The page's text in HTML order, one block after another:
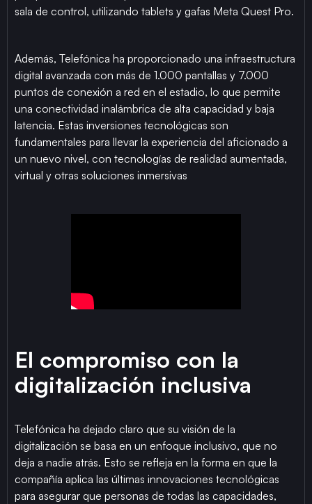
sala de control, utilizando tablets y gafas Meta Quest Pro.
Además, Telefónica ha proporcionado una infraestructura
digital avanzada con más de 1.000 pantallas y 7.000
puntos de conexión a red en el estadio, lo que permite
una conectividad inalámbrica de alta capacidad y baja
latencia. Estas inversiones tecnológicas son
fundamentales para llevar la experiencia del aficionado a
un nuevo nivel, con tecnologías de realidad aumentada,
virtual y otras soluciones inmersivas
El compromiso con la
digitalización inclusiva
Telefónica ha dejado claro que su visión de la
digitalización se basa en un enfoque inclusivo, que no
deja a nadie atrás. Esto se refleja en la forma en que la
compañía aplica las últimas innovaciones tecnológicas
para asegurar que personas de todas las capacidades,